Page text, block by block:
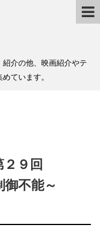
介の他、映画紹介やテ
ています。
９回
不能～